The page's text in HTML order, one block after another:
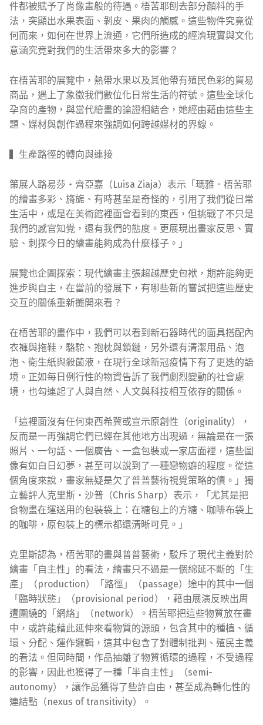
件都被賦予了肖像畫般的待遇。梧苦耶刨去部分顏料的手
法，突顯出水果表面、剝皮、果肉的觸感。這些物件究竟從
何而來，如何在世界上流通，它們所造成的經濟現實與文化
意涵究竟對我們的生活帶來多大的影響？
在梧苦耶的展覽中，熱帶水果以及其他帶有殖民色彩的貿易
商品，遇上了象徵我們數位化日常生活的符號。這些全球化
孕育的產物，與當代繪畫的論證相結合，她經由藉由這些主
題、媒材與創作過程來強調如何跨越媒材的界線。
▍生產路徑的轉向與連接
策展人路易莎・齊亞嘉（Luisa Ziaja）表示「瑪雅．梧苦耶
的繪畫多彩、旖旎、有時甚至是奇怪的，引用了我們從日常
生活中，或是在美術館裡面會看到的東西，但挑戰了不只是
我們的感官知覺，還有我們的態度。更展現出畫家反思、實
驗、刺探今日的繪畫能夠成為什麼樣子。」
展覽也企圖探索：現代繪畫主張超越歷史包袱，期許能夠更
進步與自主，在當前的發展下，有哪些新的嘗試把這些歷史
交互的關係重新攤開來看？
在梧苦耶的畫作中，我們可以看到新石器時代的面具搭配內
衣褲與拖鞋，駱駝、抱枕與鎖鏈，另外還有清潔用品、泡
泡、衛生紙與殺菌液，在現行全球新冠疫情下有了更迭的語
境。正如每日例行性的物資告訴了我們劇烈變動的社會處
境，也勾連起了人與自然、人文與科技相互依存的關係。
「這裡面沒有任何東西希冀或宣示原創性（originality），
反而是一再強調它們已經在其他地方出現過，無論是在一張
照片、一句話、一個廣告、一盒包裝或一家店面裡，這些圖
像有如白日幻夢，甚至可以說到了一種戀物癖的程度。從這
個角度來說，畫家無疑是欠了普普藝術視覺策略的債。」獨
立藝評人克里斯・沙普（Chris Sharp）表示，「尤其是把
食物畫在運送用的包裝袋上：在糖包上的方糖、咖啡布袋上
的咖啡，原包裝上的標示都還清晰可見。」
克里斯認為，梧苦耶的畫與普普藝術，駁斥了現代主義對於
繪畫「自主性」的看法，繪畫只不過是一個綿延不斷的「生
產」（production）「路徑」（passage）途中的其中一個
「臨時狀態」（provisional period），藉由展演反映出周
遭圍繞的「網絡」（network）。梧苦耶把這些物質放在畫
中，或許能藉此延伸來看物質的源頭，包含其中的種植、循
環、分配、運作邏輯，這其中包含了對體制批判、殖民主義
的看法。但同時間，作品抽離了物質循環的過程，不受過程
的影響，因此也獲得了一種「半自主性」（semi-
autonomy），讓作品獲得了些許自由，甚至成為轉化性的
連結點（nexus of transitivity）。